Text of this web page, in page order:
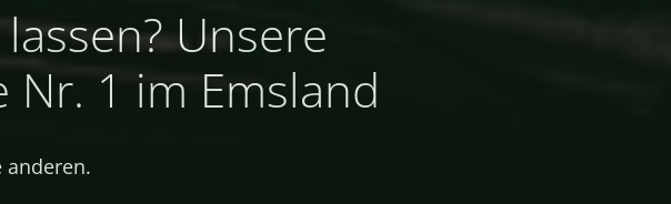
Unsere
1 im Emsland
anderen.